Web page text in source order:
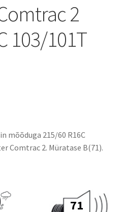
2
103/101T
mõõduga 215/60 R16C
Comtrac 2. Müratase B(71).
71